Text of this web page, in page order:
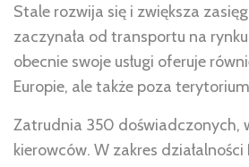
Stale rozwija się i zwiększa
zaczynała od transportu na
obecnie swoje usługi oferuje
Europie, ale także poza
Zatrudnia 350 doświadczonych,
kierowców. W zakres